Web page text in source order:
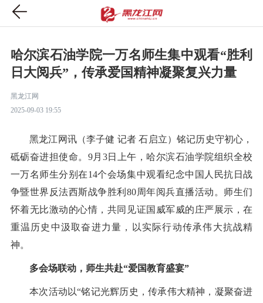
哈尔滨石油学院一万名师生集中观看“胜利
日大阅兵”，传承爱国精神凝聚复兴力量
黑龙江网
2025-09-03 19:55
黑龙江网讯（李子健 记者 石启立）铭记历史守初心，
砥砺奋进担使命。9月3日上午，哈尔滨石油学院组织全校
一万名师生分别在14个会场集中观看纪念中国人民抗日战
争暨世界反法西斯战争胜利80周年阅兵直播活动。师生们
怀着无比激动的心情，共同见证国威军威的庄严展示，在
重温历史中汲取奋进力量，以实际行动传承伟大抗战精
神。
多会场联动，师生共赴“爱国教育盛宴”
本次活动以“铭记光辉历史，传承伟大精神，凝聚奋进